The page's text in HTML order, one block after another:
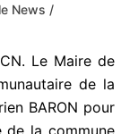
News /
Le Maire de
de la
BARON pour
de la commune